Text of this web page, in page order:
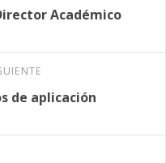
Académico
de aplicación